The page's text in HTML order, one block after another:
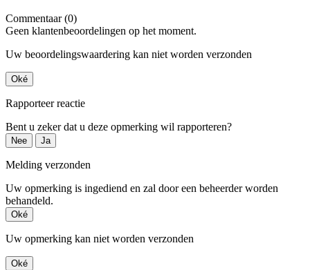
Commentaar (0)
Geen klantenbeoordelingen op het moment.
Uw beoordelingswaardering kan niet worden verzonden
Oké
Rapporteer reactie
Bent u zeker dat u deze opmerking wil rapporteren?
Nee Ja
Melding verzonden
Uw opmerking is ingediend en zal door een beheerder worden
behandeld.
Oké
Uw opmerking kan niet worden verzonden
Oké